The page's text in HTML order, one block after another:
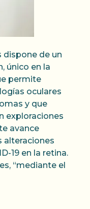
dispone de un
único en la
permite
oculares
y que
exploraciones
avance
alteraciones
19 en la retina.
“mediante el